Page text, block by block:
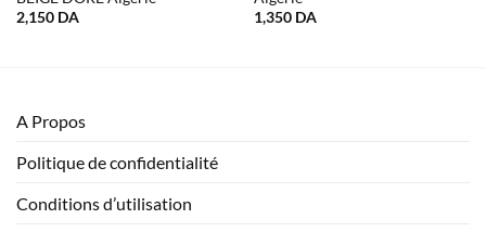
2,150 DA
1,350 DA
A Propos
Politique de confidentialité
Conditions d’utilisation